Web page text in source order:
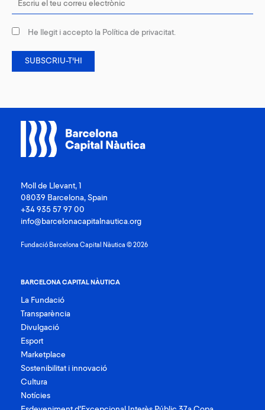
He llegit i accepto la Política de privacitat
Moll de Llevant, 1
08039 Barcelona, Spain
+34 935 57 97 00
info@barcelonacapitalnautica.org
Fundació Barcelona Capital Nàutica © 2026
BARCELONA CAPITAL NÀUTICA
La Fundació
Transparència
Divulgació
Esport
Marketplace
Sostenibilitat i innovació
Cultura
Notícies